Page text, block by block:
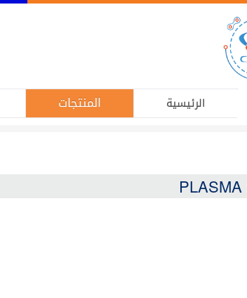
الرئيسية المنتجات